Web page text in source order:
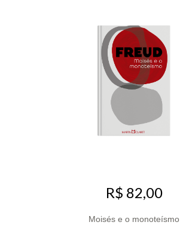
R$ 82,00
Moisés e o monoteísmo